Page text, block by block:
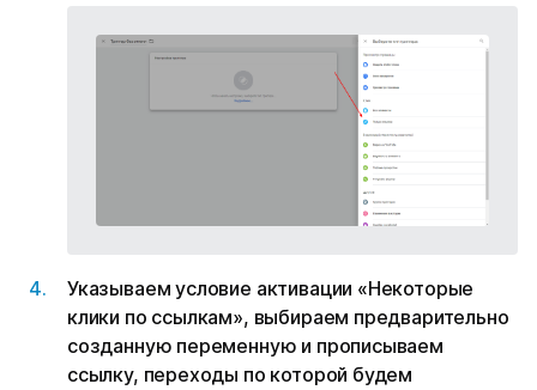
Указываем условие активации «Некоторые
клики по ссылкам», выбираем предварительно
созданную переменную и прописываем
ссылку, переходы по которой будем